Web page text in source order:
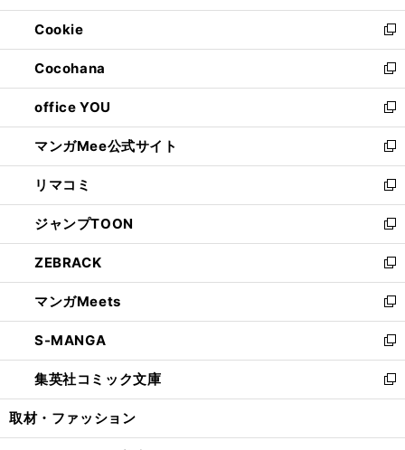
開
く
ウ
で
開
く
ン
ド
ウ
で
開
く
ウ
ィ
ン
ド
ウ
で
開
く
Cookie
新
し
い
ウ
ィ
ン
ド
ウ
で
開
く
Cocohana
新
し
い
ウ
ィ
ン
ド
ウ
で
開
く
office YOU
新
し
い
ウ
ィ
ン
ド
ウ
で
開
く
マンガMee公式サイト
新
し
い
ウ
ィ
ン
ド
ウ
で
開
く
リマコミ
新
し
い
ウ
ィ
ン
ド
ウ
で
開
く
ジャンプTOON
新
し
い
ウ
ィ
ン
ド
ウ
で
開
ZEBRACK
新
し
い
ウ
ィ
ン
ド
ウ
開
マンガMeets
新
し
い
ウ
ィ
ン
ウ
S-MANGA
新
し
い
ウ
ン
集英社コミック文庫
新
し
ウ
取材・ファッション